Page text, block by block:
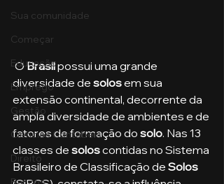
Sua comunidade
Começar
Educação
Emprego
Gestão
Ciências Contábeis
Direito
O Brasil possui uma grande
diversidade de solos em sua
extensão continental, decorrente da
ampla diversidade de ambientes e de
fatores de formação do solo. Nas 13
classes de solos contidas no Sistema
Brasileiro de Classificação de Solos